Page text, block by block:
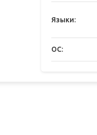
Языки:
ОС: